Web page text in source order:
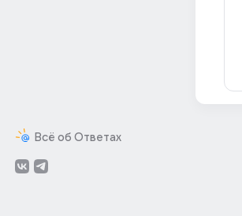
Всё об Ответах